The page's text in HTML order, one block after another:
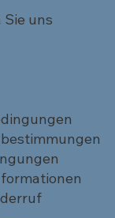
uns